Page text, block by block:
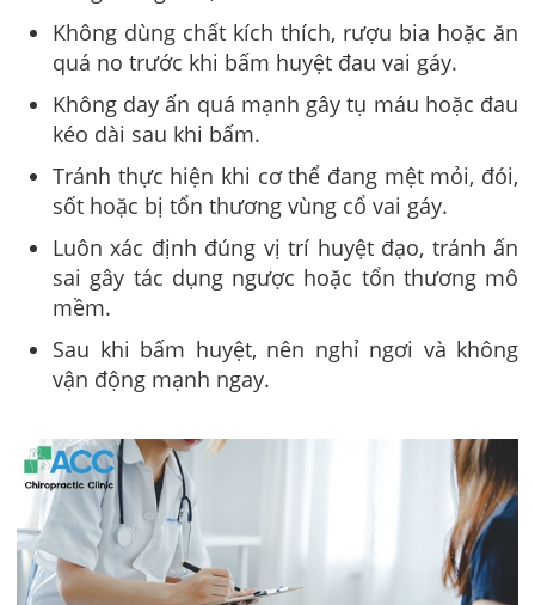
Không dùng chất kích thích, rượu bia hoặc ăn
quá no trước khi bấm huyệt đau vai gáy.
Không day ấn quá mạnh gây tụ máu hoặc đau
kéo dài sau khi bấm.
Tránh thực hiện khi cơ thể đang mệt mỏi, đói,
sốt hoặc bị tổn thương vùng cổ vai gáy.
Luôn xác định đúng vị trí huyệt đạo, tránh ấn
sai gây tác dụng ngược hoặc tổn thương mô
mềm.
Sau khi bấm huyệt, nên nghỉ ngơi và không
vận động mạnh ngay.